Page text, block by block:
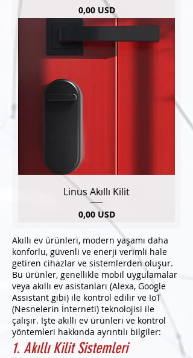
Pris
0,00 USD
Linus Akıllı Kilit
Pris
0,00 USD
Akıllı ev ürünleri, modern yaşamı daha
konforlu, güvenli ve enerji verimli hale
getiren cihazlar ve sistemlerden oluşur.
Bu ürünler, genellikle mobil uygulamalar
veya akıllı ev asistanları (Alexa, Google
Assistant gibi) ile kontrol edilir ve IoT
(Nesnelerin İnterneti) teknolojisi ile
çalışır. İşte akıllı ev ürünleri ve kontrol
yöntemleri hakkında ayrıntılı bilgiler:
1. Akıllı Kilit Sistemleri